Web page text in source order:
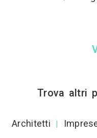
Trova altri
Architetti |